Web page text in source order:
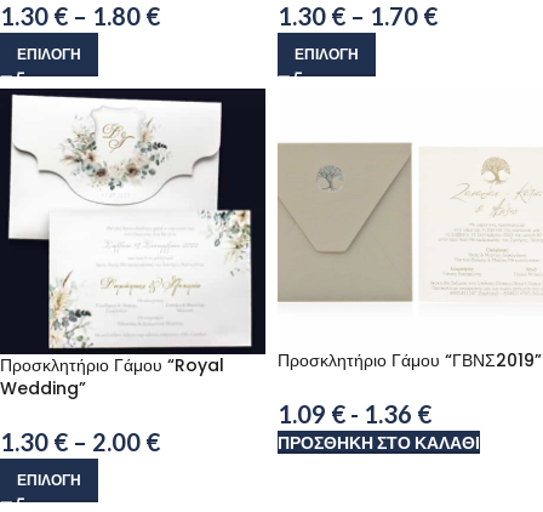
1.30 € – 1.80 €
ΕΠΙΛΟΓΉ
1.30 € – 1.70 €
ΕΠΙΛΟΓΉ
Προσκλητήριο Γάμου “Royal
Wedding”
1.30 € – 2.00 €
ΕΠΙΛΟΓΉ
Προσκλητήριο Γάμου “ΓΒΝΣ2019”
1.09 € - 1.36 €
ΠΡΟΣΘΉΚΗ ΣΤΟ ΚΑΛΆΘΙ